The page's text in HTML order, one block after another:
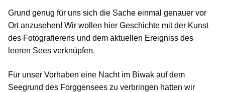
Grund genug für uns sich die Sache einmal genauer vor
Ort anzusehen! Wir wollen hier Geschichte mit der Kunst
des Fotografierens und dem aktuellen Ereigniss des
leeren Sees verknüpfen.
Für unser Vorhaben eine Nacht im Biwak auf dem
Seegrund des Forggensees zu verbringen hatten wir